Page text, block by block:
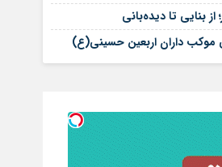
بنایی تا دیده‌بانی
داران اربعین حسینی(ع)